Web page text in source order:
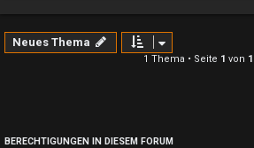
Neues Thema
1 Thema • Seite 1 von 1
BERECHTIGUNGEN IN DIESEM FORUM